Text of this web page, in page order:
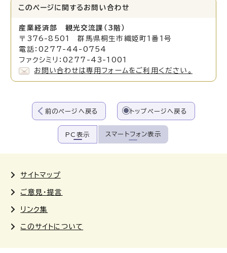
このページに関する お問い合わせ
産業経済部 観光交流課（3階）
〒376-8501 群馬県桐生市織姫町1番1号
電話：0277-44-0754
ファクシミリ：0277-43-1001
お問い合わせは専用フォームをご利用ください。
前のページへ戻る トップページへ戻る
PC表示 スマートフォン表示
サイトマップ
ご意見・提言
リンク集
このサイトについて